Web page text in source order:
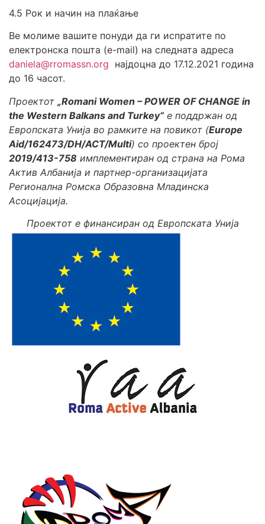
4.5 Рок и начин на плаќање
Ве молиме вашите понуди да ги испратите по
електронска пошта (e-mail) на следната адреса
daniela@rromassn.org најдоцна до 17.12.2021 година
до 16 часот.
Проектот „Romani Women – POWER OF CHANGE in
the Western Balkans and Turkey“е поддржан од
Европската Унија во рамките на повикот (Europe
Aid/162473/DH/ACT/Multi) со проектен број
2019/413-758 имплементиран од страна на Рома
Актив Албанија и партнер-организацијата
Регионална Ромска Образовна Младинска
Асоцијација.
Проектот е финансиран од Европската Унија